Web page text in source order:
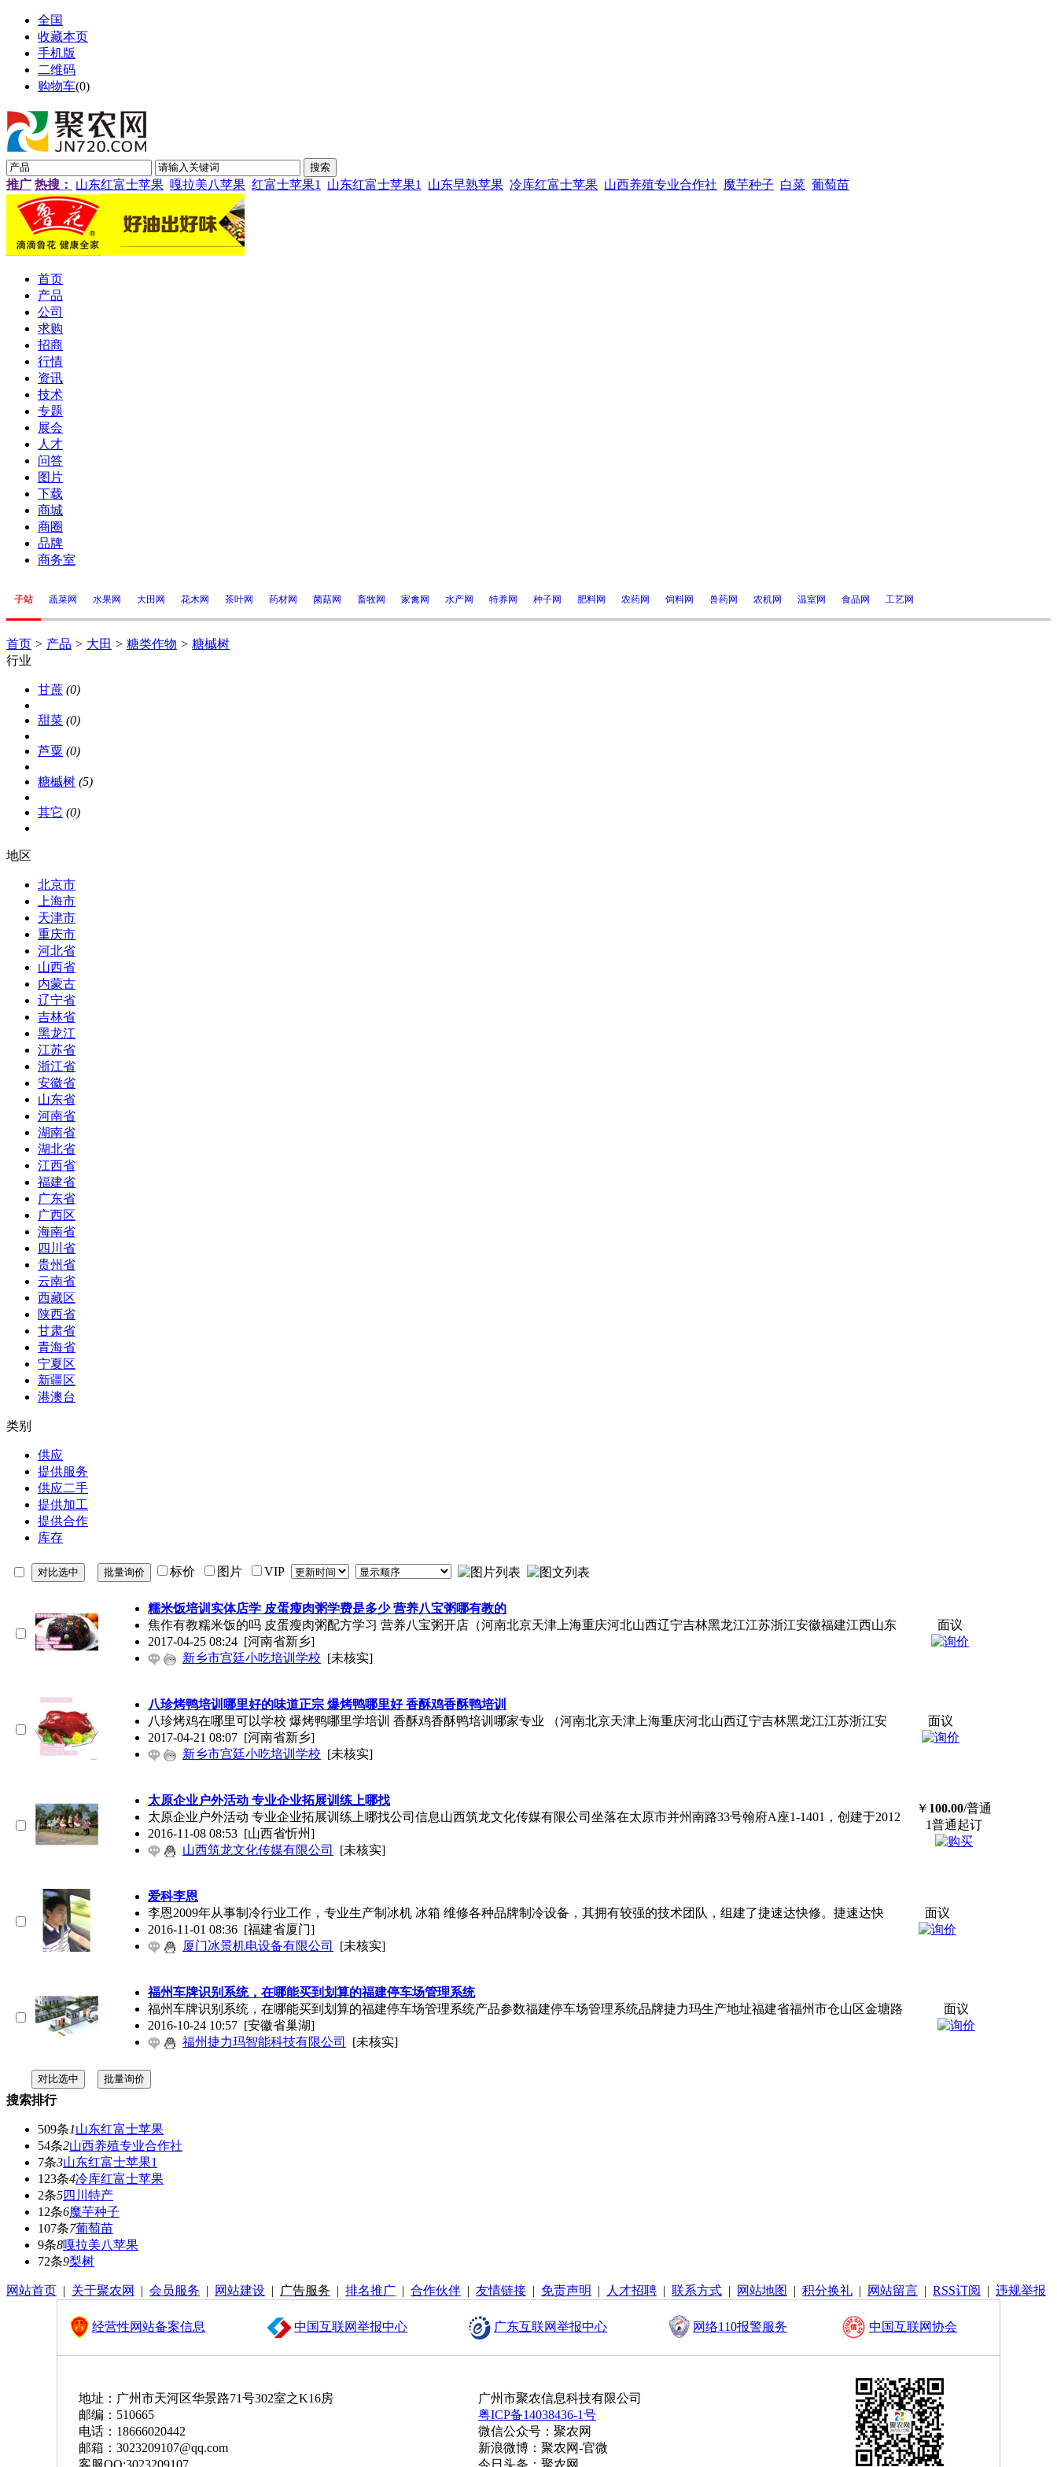
全国
收藏本页
手机版
二维码
购物车(0)
推广 热搜： 山东红富士苹果 嘎拉美八苹果 红富士苹果1 山东红富士苹果1 山东早熟苹果 冷库红富士苹果 山西养殖专业合作社 魔芋种子 白菜 葡萄苗
首页
产品
公司
求购
招商
行情
资讯
技术
专题
展会
人才
问答
图片
下载
商城
商圈
品牌
商务室
子站 蔬菜网 水果网 大田网 花木网 茶叶网 药材网 菌菇网 畜牧网 家禽网 水产网 特养网 种子网 肥料网 农药网 饲料网 兽药网 农机网 温室网 食品网 工艺网
首页 > 产品 > 大田 > 糖类作物 > 糖槭树
行业
甘蔗 (0)
甜菜 (0)
芦粟 (0)
糖槭树 (5)
其它 (0)
地区
北京市
上海市
天津市
重庆市
河北省
山西省
内蒙古
辽宁省
吉林省
黑龙江
江苏省
浙江省
安徽省
山东省
河南省
湖南省
湖北省
江西省
福建省
广东省
广西区
海南省
四川省
贵州省
云南省
西藏区
陕西省
甘肃省
青海省
宁夏区
新疆区
港澳台
类别
供应
提供服务
供应二手
提供加工
提供合作
库存
标价 图片 VIP
糯米饭培训实体店学 皮蛋瘦肉粥学费是多少 营养八宝粥哪有教的
焦作有教糯米饭的吗 皮蛋瘦肉粥配方学习 营养八宝粥开店（河南北京天津上海重庆河北山西辽宁吉林黑龙江江苏浙江安徽福建江西山东
2017-04-25 08:24 [河南省新乡]
新乡市宫廷小吃培训学校 [未核实]
面议
八珍烤鸭培训哪里好的味道正宗 爆烤鸭哪里好 香酥鸡香酥鸭培训
八珍烤鸡在哪里可以学校 爆烤鸭哪里学培训 香酥鸡香酥鸭培训哪家专业 （河南北京天津上海重庆河北山西辽宁吉林黑龙江江苏浙江安
2017-04-21 08:07 [河南省新乡]
新乡市宫廷小吃培训学校 [未核实]
面议
太原企业户外活动 专业企业拓展训练上哪找
太原企业户外活动 专业企业拓展训练上哪找公司信息山西筑龙文化传媒有限公司坐落在太原市并州南路33号翰府A座1-1401，创建于2012
2016-11-08 08:53 [山西省忻州]
山西筑龙文化传媒有限公司
[未核实]
￥ 100.00/普通
1普通起订
爱科李恩
李恩2009年从事制冷行业工作，专业生产制冰机 冰箱 维修各种品牌制冷设备，其拥有较强的技术团队，组建了捷速达快修。捷速达快
2016-11-01 08:36 [福建省厦门]
厦门冰景机电设备有限公司
[未核实]
面议
福州车牌识别系统，在哪能买到划算的福建停车场管理系统
福州车牌识别系统，在哪能买到划算的福建停车场管理系统产品参数福建停车场管理系统品牌捷力玛生产地址福建省福州市仓山区金塘路
2016-10-24 10:57 [安徽省巢湖]
福州捷力玛智能科技有限公司
[未核实]
面议
搜索排行
509条1山东红富士苹果
54条2山西养殖专业合作社
7条3山东红富士苹果1
123条4冷库红富士苹果
2条5四川特产
12条6魔芋种子
107条7葡萄苗
9条8嘎拉美八苹果
72条9梨树
网站首页 | 关于聚农网 | 会员服务 | 网站建设 | 广告服务 | 排名推广 | 合作伙伴 | 友情链接 | 免责声明 | 人才招聘 | 联系方式 | 网站地图 | 积分换礼 | 网站留言 | RSS订阅 | 违规举报
经营性网站备案信息 中国互联网举报中心 广东互联网举报中心 网络110报警服务 中国互联网协会
地址：广州市天河区华景路71号302室之K16房
邮编：510665
电话：18666020442
邮箱：3023209107@qq.com
客服QQ:3023209107
广州市聚农信息科技有限公司
粤ICP备14038436-1号
微信公众号：聚农网
新浪微博：聚农网-官微
今日头条：聚农网